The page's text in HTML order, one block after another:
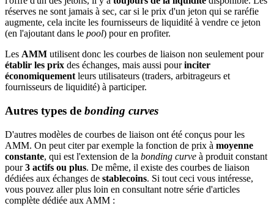
réserves ne sont jamais à sec, car si le prix d'un jeton qui se raréfie
augmente, cela incite les fournisseurs de liquidité à vendre ce jeton
(en l'ajoutant dans le pool) pour en profiter.
Les AMM utilisent donc les courbes de liaison non seulement pour
établir les prix des échanges, mais aussi pourinciter
économiquementleurs utilisateurs (traders, arbitrageurs et
fournisseurs de liquidité) à participer.
Autres types de bonding curves
D'autres modèles de courbes de liaison ont été conçus pour les
AMM. On peut citer par exemple la fonction de prix à moyenne
constante, qui est l'extension de la bonding curve à produit constant
pour3 actifs ou plus. De même, il existe des courbes de liaison
dédiées aux échanges de stablecoins. Si tout ceci vous intéresse,
vous pouvez aller plus loin en consultant notre série d'articles
complète dédiée aux AMM :